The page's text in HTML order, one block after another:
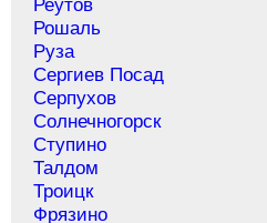
Реутов
Рошаль
Руза
Сергиев Посад
Серпухов
Солнечногорск
Ступино
Талдом
Троицк
Фрязино